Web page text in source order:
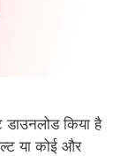
किया है
या कोई और